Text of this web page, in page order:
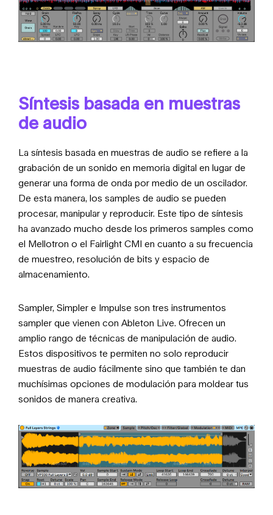
Síntesis basada en muestras
de audio
La síntesis basada en muestras de audio se refiere a la
grabación de un sonido en memoria digital en lugar de
generar una forma de onda por medio de un oscilador.
De esta manera, los samples de audio se pueden
procesar, manipular y reproducir. Este tipo de síntesis
ha avanzado mucho desde los primeros samples como
el Mellotron o el Fairlight CMI en cuanto a su frecuencia
de muestreo, resolución de bits y espacio de
almacenamiento.
Sampler, Simpler e Impulse son tres instrumentos
sampler que vienen con Ableton Live. Ofrecen un
amplio rango de técnicas de manipulación de audio.
Estos dispositivos te permiten no solo reproducir
muestras de audio fácilmente sino que también te dan
muchísimas opciones de modulación para moldear tus
sonidos de manera creativa.